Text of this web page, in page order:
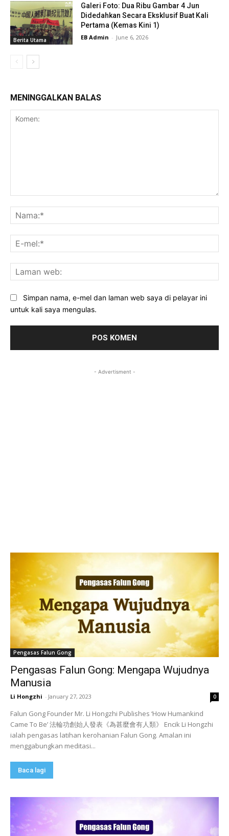
Berita Utama
Galeri Foto: Dua Ribu Gambar 4 Jun
Didedahkan Secara Eksklusif Buat Kali
Pertama (Kemas Kini 1)
EB Admin - June 6, 2026
MENINGGALKAN BALAS
Simpan nama, e-mel dan laman web saya di pelayar ini
untuk kali saya mengulas.
- Advertisment -
Pengasas Falun Gong
Pengasas Falun Gong: Mengapa Wujudnya
Manusia
Li Hongzhi - January 27, 2023 0
Falun Gong Founder Mr. Li Hongzhi Publishes ‘How Humankind
Came To Be’ 法輪功創始人發表《為甚麼會有人類》 Encik Li Hongzhi
ialah pengasas latihan kerohanian Falun Gong. Amalan ini
menggabungkan meditasi...
Baca lagi